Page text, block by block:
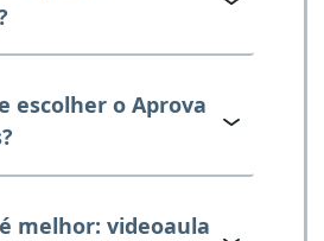
escolher o Aprova
melhor: videoaula